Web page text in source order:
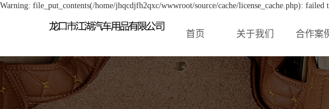
Warning: file_put_contents(/home/jhqcdjfh2qxc/wwwroot/source/cache/license_cache.php):
首页 关于我们 合作案